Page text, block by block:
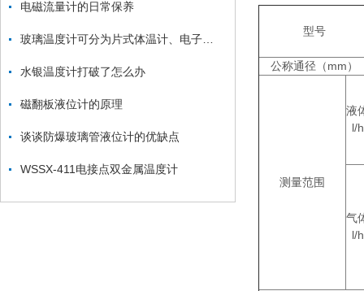
电磁流量计的日常保养
水银温度计打破了怎么办
磁翻板液位计的原理
谈谈防爆玻璃管液位计的优缺点
WSSX-411电接点双金属温度计
型号
公称通径（mm）
测量范围
液
l/h
气
l/h